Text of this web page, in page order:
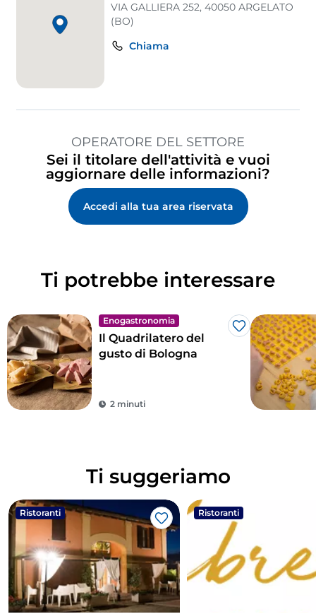
VIA GALLIERA 252, 40050 ARGELATO
(BO)
Chiama
OPERATORE DEL SETTORE
Sei il titolare dell'attività e vuoi
aggiornare delle informazioni?
Accedi alla tua area riservata
Ti potrebbe interessare
Enogastronomia
Like
Il Quadrilatero del
gusto di Bologna
2 minuti
Ti suggeriamo
Ristoranti
Like
Ristoranti